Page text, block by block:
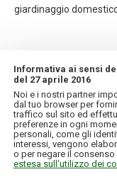
giardinaggio
INFORMAZIONI
IL MIO ACCOUNT
Informativa ai sensi
del 27 aprile 2016
Noi e i nostri partner
dal tuo browser per
traffico sul sito ed
preferenze in ogni
personali, come gli
interessi, vengono
o per negare il
estesa sull'utilizzo dei